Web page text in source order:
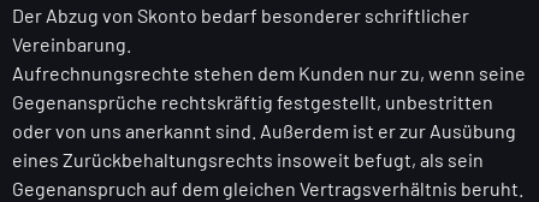
Der Abzug von Skonto bedarf besonderer schriftlicher
Vereinbarung.
Aufrechnungsrechte stehen dem Kunden nur zu, wenn seine
Gegenansprüche rechtskräftig festgestellt, unbestritten
oder von uns anerkannt sind. Außerdem ist er zur Ausübung
eines Zurückbehaltungsrechts insoweit befugt, als sein
Gegenanspruch auf dem gleichen Vertragsverhältnis beruht.